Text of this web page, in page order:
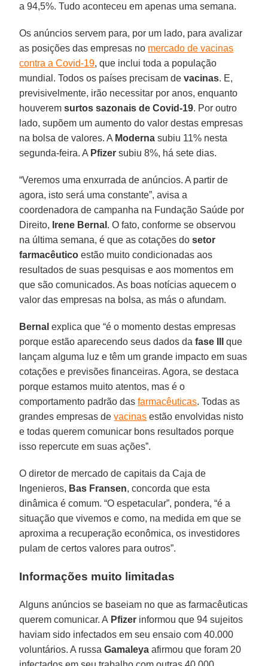
a 94,5%. Tudo aconteceu em apenas uma semana.
Os anúncios servem para, por um lado, para avalizar
as posições das empresas no mercado de vacinas
contra a Covid-19, que inclui toda a população
mundial. Todos os países precisam devacinas. E,
previsivelmente, irão necessitar por anos, enquanto
houverem surtos sazonais de Covid-19. Por outro
lado, supõem um aumento do valor destas empresas
na bolsa de valores. A Moderna subiu 11% nesta
segunda-feira. A Pfizer subiu 8%, há sete dias.
“Veremos uma enxurrada de anúncios. A partir de
agora, isto será uma constante”, avisa a
coordenadora de campanha na Fundação Saúde por
Direito, Irene Bernal . O fato, conforme se observou
na última semana, é que as cotações dosetor
farmacêutico estão muito condicionadas aos
resultados de suas pesquisas e aos momentos em
que são comunicados. As boas notícias aquecem o
valor das empresas na bolsa, as más o afundam.
Bernal explica que “é o momento destas empresas
porque estão aparecendo seus dados dafase III
que
lançam alguma luz e têm um grande impacto em suas
cotações e previsões financeiras. Agora, se destaca
porque estamos muito atentos, mas é o
comportamento padrão dasfarmacêuticas. Todas as
grandes empresas devacinas estão envolvidas nisto
e todas querem comunicar bons resultados porque
isso repercute em suas ações”.
O diretor de mercado de capitais da Caja de
Ingenieros, Bas Fransen, concorda que esta
dinâmica é comum. “O espetacular”, pondera, “é a
situação que vivemos e como, na medida em que se
aproxima a recuperação econômica, os investidores
pulam de certos valores para outros”.
Informações muito limitadas
Alguns anúncios se baseiam no que as farmacêuticas
querem comunicar. A Pfizer informou que 94 sujeitos
haviam sido infectados em seu ensaio com 40.000
voluntários. A russaGamaleya afirmou que foram 20